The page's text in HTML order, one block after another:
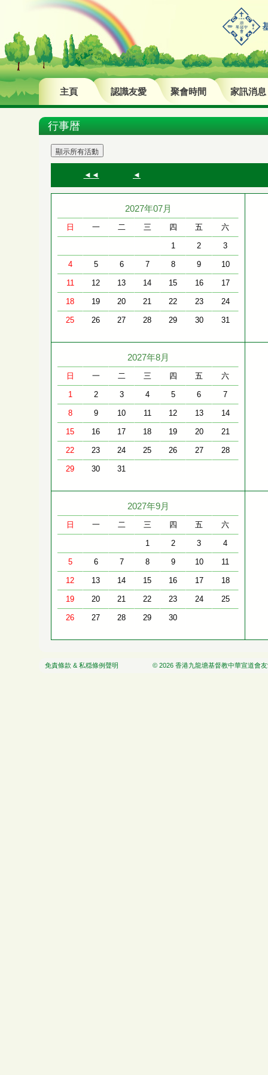
主頁 認識友愛 聚會時間 家訊消息
行事暦
◄◄ ◄
2027年07月
日 一 二 三 四 五 六
1 2 3
4 5 6 7 8 9 10
11 12 13 14 15 16 17
18 19 20 21 22 23 24
25 26 27 28 29 30 31
2027年8月
日 一 二 三 四 五 六
1 2 3 4 5 6 7
8 9 10 11 12 13 14
15 16 17 18 19 20 21
22 23 24 25 26 27 28
29 30 31
2027年9月
日 一 二 三 四 五 六
1 2 3 4
5 6 7 8 9 10 11
12 13 14 15 16 17 18
19 20 21 22 23 24 25
26 27 28 29 30
免責條款 & 私穏條例聲明 © 2026 香港九龍塘基督教中華宣道會友愛